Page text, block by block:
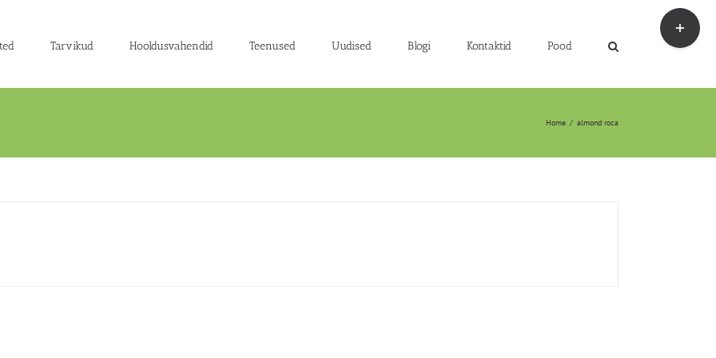
Tarvikud Hooldusvahendid Teenused Uudised Blogi Kontaktid Pood
Home / almond roca
Toggle
Sliding
Bar